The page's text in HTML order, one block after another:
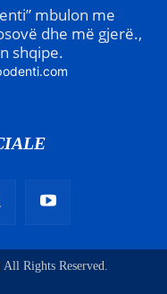
mbulon me
dhe më gjerë.,
shqipe.
| All Rights Reserved.